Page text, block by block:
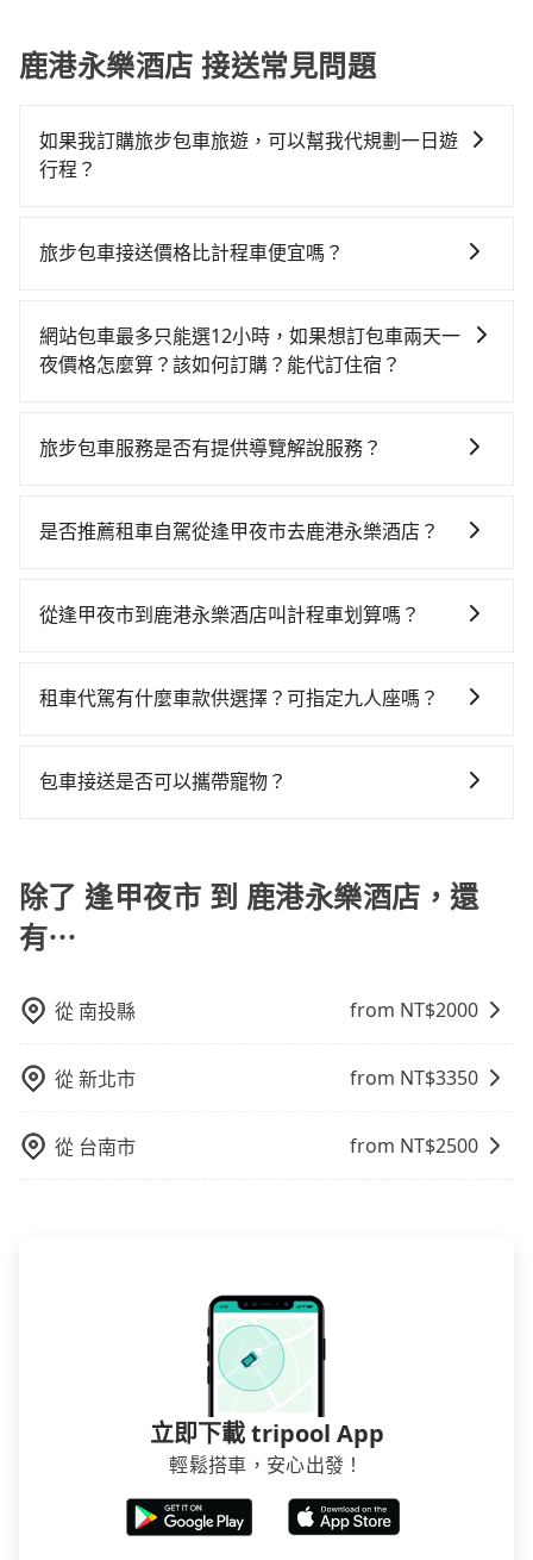
鹿港永樂酒店 接送常見問題
如果我訂購旅步包車旅遊，可以幫我代規劃一日遊
行程？
時還沒有規劃行程的服務。
旅步包車接送價格比計程車便宜嗎？
遇塞車、停紅燈時等低速行駛時還需額外加價不同，旅
步費用比計程車低，且能讓您更能輕鬆掌握交通開支。
網站包車最多只能選12小時，如果想訂包車兩天一
夜價格怎麼算？該如何訂購？能代訂住宿？
需要連續兩天的包車服務，可以在官網上分開預定兩天
旅步包車服務是否有提供導覽解說服務？
需要導覽服務，可事先透過電子郵件
是否推薦租車自駕從逢甲夜市去鹿港永樂酒店？
對的時間彈性，最重要的是你當天就要來回，那在台中
公里再額外加收$3.2，從逢甲夜市到鹿港永樂酒店的花
的每小時40元路邊停車費用預估進去，但額外的汽車保
七人座或九人座可供選擇，而且無人租車最令人詬病的
就是車況，打開車門才發現仍有上一組乘客遺留的垃圾
或者撞凹的車門仍未被修理，每一次租車都好像在開樂
一位用戶卻遲遲尚未歸還，又或者要還車時卻偏偏找不
有不小的風險。最後，雖然路邊隨租隨還看似方便，但
實際使用時還是有其區域的限制，實際可停靠的地點與
時，就顯得非常不便。
從逢甲夜市到鹿港永樂酒店叫計程車划算嗎？
灣大車隊、Uber、Line Taxi、Yoxi等，如果在路邊攔不
計程車等叫車看看。依照里程跳錶計算，價格約為
市有些計程車司機不按錶計費，約有27%會採現場議
價，建議最好先上網預約，以免當場被坑受騙。雖然逢
甲夜市到鹿港永樂酒店的跳表小黃可能較為便宜，但當
選擇tripool的九人座，可用約9折預約一台專車服務。
租車代駕有什麼車款供選擇？可指定九人座嗎？
型車為主，車款品牌以豐田Toyota、福特Ford、福斯
特殊需求或人數較多，需要大T保母車、20人座中巴、
40人座大巴或遊覽車，可特別填單並另外報價。
包車接送是否可以攜帶寵物？
寵物同行。且為了行程安全，請勿將寵物抱出來或置於
座椅上，以確保行程順利進行。
除了 逢甲夜市 到 鹿港永樂酒店，還
有⋯
從 南投縣 from NT$2000
從新北市 from NT$3350
從 台南市 from NT$2500
立即下載 tripool App
輕鬆搭車，安心出發！